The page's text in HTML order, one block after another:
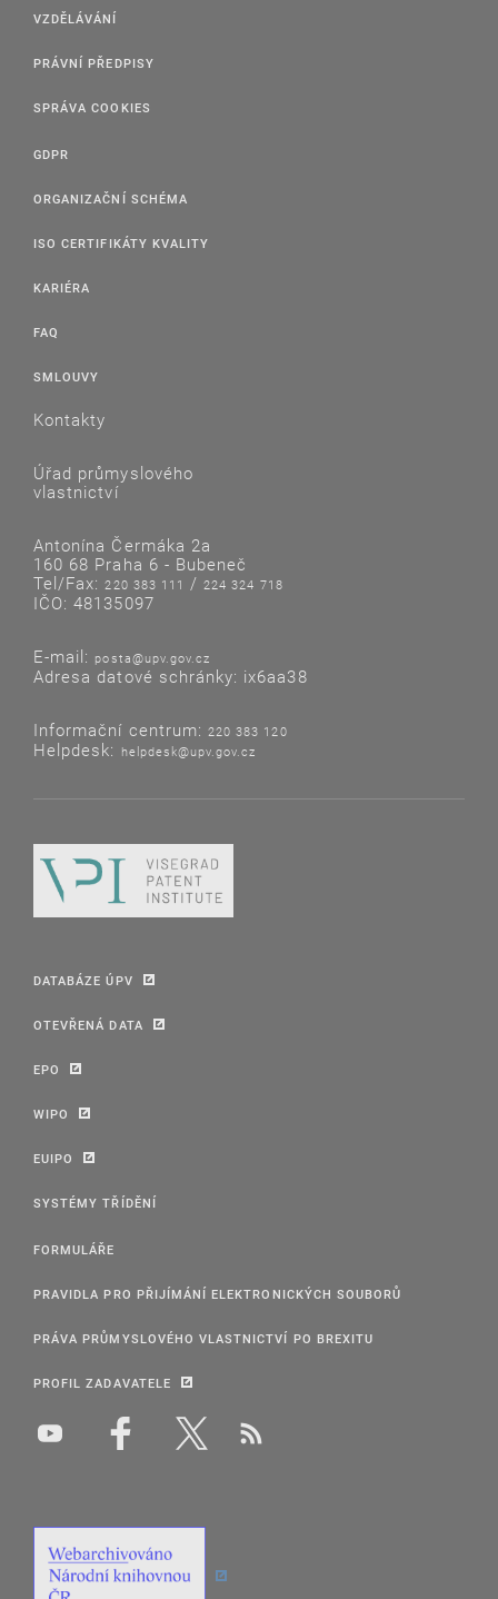
VZDĚLÁVÁNÍ
PRÁVNÍ PŘEDPISY
SPRÁVA COOKIES
GDPR
ORGANIZAČNÍ SCHÉMA
ISO CERTIFIKÁTY KVALITY
KARIÉRA
FAQ
SMLOUVY
Kontakty
Úřad průmyslového
vlastnictví
Antonína Čermáka 2a
160 68 Praha 6 - Bubeneč
Tel/Fax:220 383 111 /224 324 718
IČO: 48135097
E-mail: posta@upv.gov.cz
Adresa datové schránky: ix6aa38
Informační centrum: 220 383 120
Helpdesk: helpdesk@upv.gov.cz
DATABÁZE ÚPV
OTEVŘENÁ DATA
EPO
WIPO
EUIPO
SYSTÉMY TŘÍDĚNÍ
FORMULÁŘE
PRAVIDLA PRO PŘIJÍMÁNÍ ELEKTRONICKÝCH SOUBORŮ
PRÁVA PRŮMYSLOVÉHO VLASTNICTVÍ PO BREXITU
PROFIL ZADAVATELE